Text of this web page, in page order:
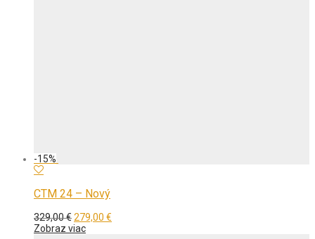
-15%
CTM 24 – Nový
329,00€Pôvodná
cena
279,00 €
Zobraz viac